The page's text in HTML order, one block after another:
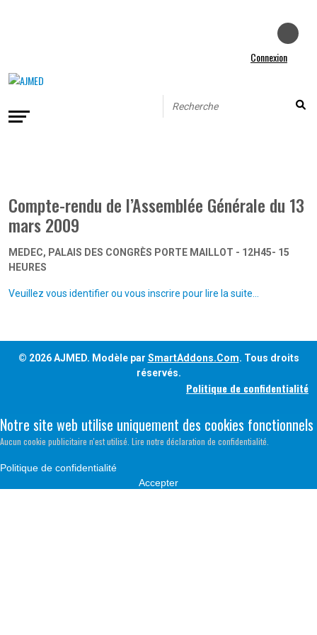
Connexion
Compte-rendu de l’Assemblée Générale du 13
mars 2009
MEDEC, PALAIS DES CONGRÈS PORTE MAILLOT - 12H45- 15
HEURES
Veuillez vous identifier ou vous inscrire pour lire la suite...
© 2026 AJMED. Modèle par SmartAddons.Com. Tous droits
réservés.
Politique de confidentialité
Notre site web utilise uniquement des cookies fonctionnels
Aucun cookie publicitaire n'est utilisé. Lire notre déclaration de confidentialité.
Politique de confidentialité
Accepter